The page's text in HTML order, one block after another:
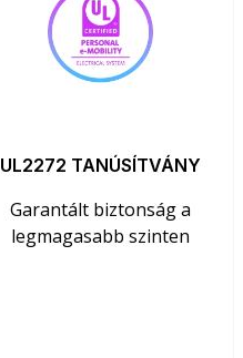
UL2272 TANÚSÍTVÁNY
Garantált biztonság a
legmagasabb szinten